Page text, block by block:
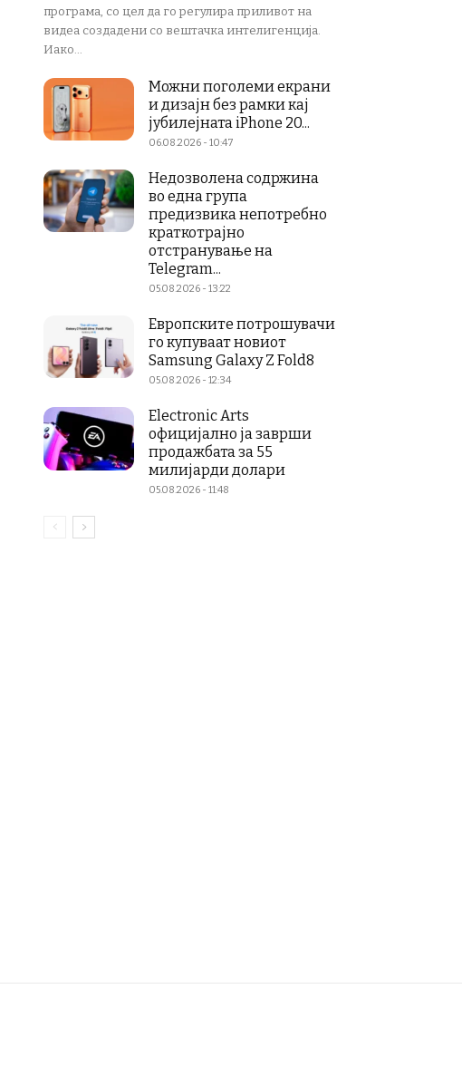
програма, со цел да го регулира приливот на
видеа создадени со вештачка интелигенција.
Иако...
Можни поголеми екрани
и дизајн без рамки кај
јубилејната iPhone 20...
06.08.2026 - 10:47
Недозволена содржина
во една група
предизвика непотребно
краткотрајно
отстранување на
Telegram...
05.08.2026 - 13:22
Европските потрошувачи
го купуваат новиот
Samsung Galaxy Z Fold8
05.08.2026 - 12:34
Electronic Arts
официјално ја заврши
продажбата за 55
милијарди долари
05.08.2026 - 11:48